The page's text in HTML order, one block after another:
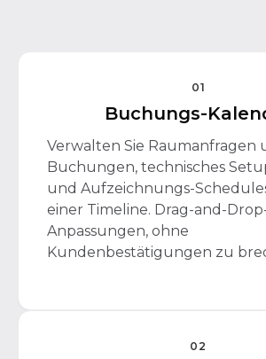
01
Buchungs-
Verwalten Sie Raumanfragen
Buchungen, technisches
und Aufzeichnungs-
einer Timeline. Drag-and-
Anpassungen, ohne
Kundenbestätigungen zu
02